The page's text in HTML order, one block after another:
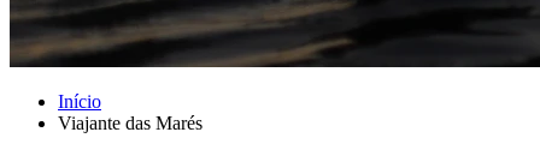
Início
Viajante das Marés